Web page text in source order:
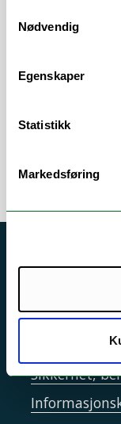
Nødvendig
Egenskaper
Statistikk
Markedsføring
- Inpassing
-
Personvern
Sikkerhet,